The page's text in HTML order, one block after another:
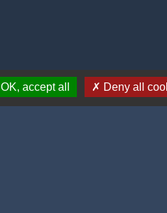
OK, accept all Deny all